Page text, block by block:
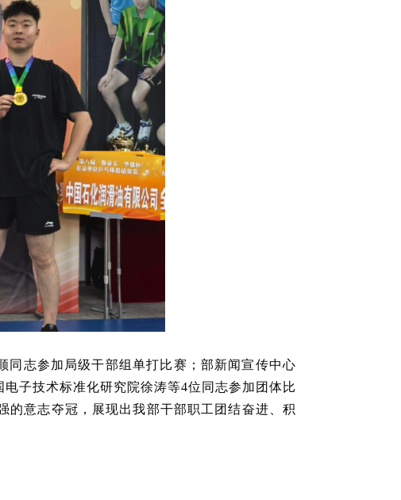
同志参加局级干部组单打比赛；部新闻宣传中心
电子技术标准化研究院徐涛等4位同志参加团体比
的意志夺冠，展现出我部干部职工团结奋进、积